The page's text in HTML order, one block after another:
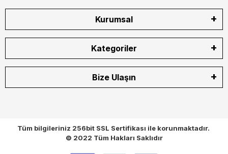
Kurumsal
Kategoriler
Bize Ulaşın
Tüm bilgileriniz 256bit SSL Sertifikası ile korunmaktadır.
© 2022 Tüm Hakları Saklıdır